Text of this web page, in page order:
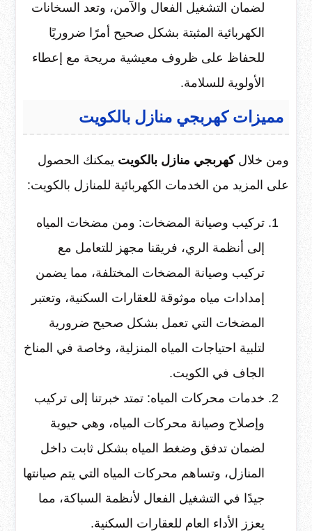
لضمان التشغيل الفعال والآمن، وتعد السخانات
الكهربائية المثبتة بشكل صحيح أمرًا ضروريًا
للحفاظ على ظروف معيشية مريحة مع إعطاء
الأولوية للسلامة.
مميزات كهربجي منازل بالكويت
ومن خلالكهربجي منازل بالكويت يمكنك الحصول
على المزيد من الخدمات الكهربائية للمنازل بالكويت:
تركيب وصيانة المضخات: ومن مضخات المياه
إلى أنظمة الري، فريقنا مجهز للتعامل مع
تركيب وصيانة المضخات المختلفة، مما يضمن
إمدادات مياه موثوقة للعقارات السكنية، وتعتبر
المضخات التي تعمل بشكل صحيح ضرورية
لتلبية احتياجات المياه المنزلية، وخاصة في المناخ
الجاف في الكويت.
خدمات محركات المياه: تمتد خبرتنا إلى تركيب
وإصلاح وصيانة محركات المياه، وهي حيوية
لضمان تدفق وضغط المياه بشكل ثابت داخل
المنازل، وتساهم محركات المياه التي يتم صيانتها
جيدًا في التشغيل الفعال لأنظمة السباكة، مما
يعزز الأداء العام للعقارات السكنية.